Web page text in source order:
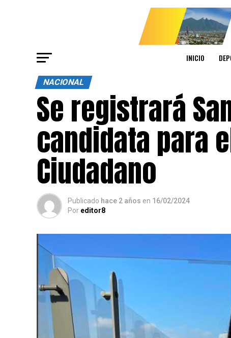
INICIO
NACIONAL
Se registrará
candidata para
Ciudadano
Publicado hace 2 años en 16/02/2024
Por editor8